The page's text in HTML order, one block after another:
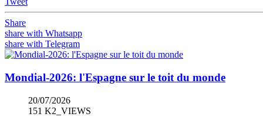
Share
share with Whatsapp
share with Telegram
Mondial-2026: l'Espagne sur le toit du monde
20/07/2026
151 K2_VIEWS